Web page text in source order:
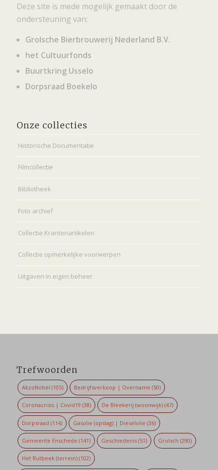
Deze site is mede mogelijk gemaakt door de
ondersteuning van:
Grolsche Bierbrouwerij Nederland B.V.
het Cultuurfonds
Buurtkring Usselo
Dorpsraad Boekelo
Onze collecties
Historische Documentatie
Filmcollectie
Bibliotheek
Foto archief
Collectie Krantenartikelen
Collectie opmerkelijke voorwerpen
Uitgaven in eigen beheer
Trefwoorden
AkzoNobel (105) Bedrijfsverkoop | Overname (50)
Coronacrisis | Covid19 (38) De Bleekerij (woonwijk) (47)
Dorpsraad (114) Gasolie (opslag) | Dieselolie (36)
Gemeente Enschede (141) Geschiedenis (51) Grolsch (290)
Het Rutbeek (terrein)(102)